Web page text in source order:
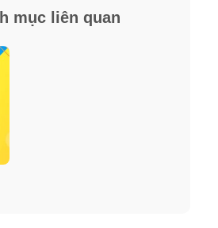
dịch.
mục liên quan